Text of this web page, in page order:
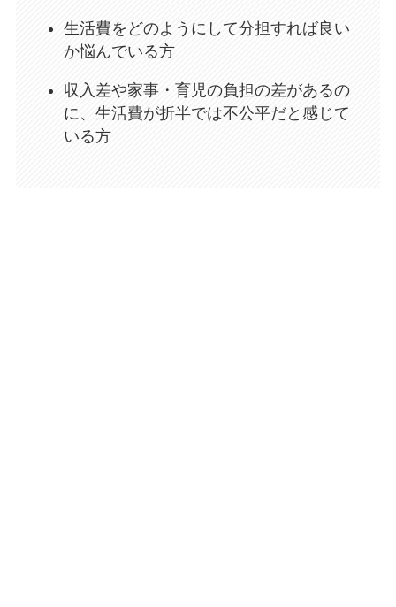
生活費をどのようにして分担すれば良い
か悩んでいる方
収入差や家事・育児の負担の差があるの
に、生活費が折半では不公平だと感じて
いる方